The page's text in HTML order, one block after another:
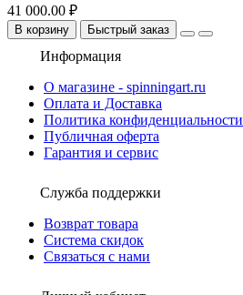
41 000.00 ₽
В корзину Быстрый заказ
Информация
О магазине - spinningart.ru
Оплата и Доставка
Политика конфиденциальности
Публичная оферта
Гарантия и сервис
Служба поддержки
Возврат товара
Система скидок
Связаться с нами